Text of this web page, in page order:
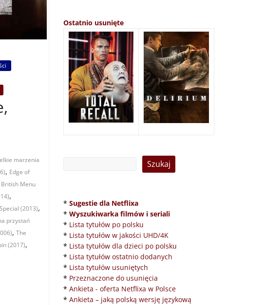
marzenia
, Edge of
Menu
,
(2013),
przystań
, The
(2017),
Ostatnio usunięte
* Sugestie dla Netflixa
* Wyszukiwarka filmów i seriali
* Lista tytułów po polsku
* Lista tytułów w jakości UHD/4K
* Lista tytułów dla dzieci po polsku
* Lista tytułów ostatnio dodanych
* Lista tytułów usuniętych
* Przeznaczone do usunięcia
* Ankieta - oferta Netflixa w Polsce
* Ankieta – jaką polską wersję językową